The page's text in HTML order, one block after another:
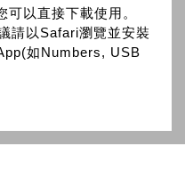
以直接下載使用。
請以Safari瀏覽並安裝
如Numbers, USB